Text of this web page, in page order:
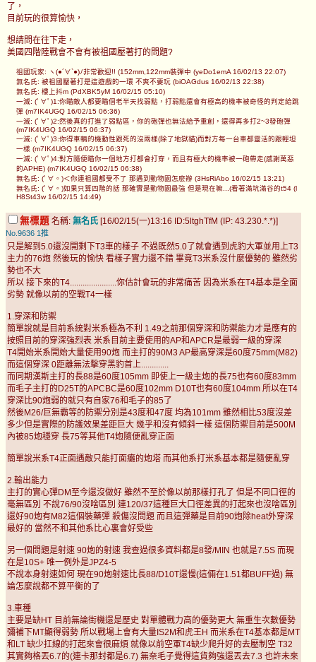
了，
目前玩的很算愉快，
想請問在往下走，
美國四階陸戰會不會有被祖國壓著打的問題?
祖國玩家: ヽ(●´∀`●)ﾉ非常歡迎!! (152mm,122mm裝彈中 (yeDo1emA 16/02/13 22:07)
無名氏: 被祖國壓著打是這遊戲的一環 不爽不要玩 (biOAGdus 16/02/13 22:38)
無名氏: 樓上抖m (PdXBK5yM 16/02/15 05:10)
一滅: (ﾟ∀ﾟ)1:你瞄敵人都要瞄個老半天找弱點，打弱點還會有極高的機率被奇怪的判定給跳
彈 (m7IK4UGQ 16/02/15 06:36)
一滅: (ﾟ∀ﾟ)2:然後真的打進了弱點區，你的砲彈也無法給予重創，還得再多打2~3發砲彈
(m7IK4UGQ 16/02/15 06:37)
一滅: (ﾟ∀ﾟ)3:你得車輛的機動性跟死的沒兩樣(除了地獄貓)而對方每一台車都靈活的跟輕坦
一樣 (m7IK4UGQ 16/02/15 06:37)
一滅: (ﾟ∀ﾟ)4:對方隨便瞄你一個地方打都會打穿，而且有極大的機率被一砲帶走(感謝萬惡
的APHE) (m7IK4UGQ 16/02/15 06:38)
無名氏: (ﾟ∀。)＜你連祖國都受不了 那遇到動物園怎麼辦 (3HsRiAbo 16/02/15 13:21)
無名氏: (ﾟ∀。)如果只算四階的話 那確實是動物園最強 但是現在嘛...(看著滿坑滿谷的t54 (l
H8St43w 16/02/15 14:49)
無標題 名稱: 無名氏 [16/02/15(一)13:16 ID:5ltghTfM (IP: 43.230.*.*)]
No.9636 1推
只是解到5.0還沒開剩下T3車的樣子 不過既然5.0了就會遇到虎豹大軍並用上T3
主力的76炮 然後玩的愉快 看樣子實力還不錯 畢竟T3米系沒什麼優勢的 雖然劣
勢也不大
所以 接下來的T4......................你估計會玩的非常痛苦 因為米系在T4基本是全面
劣勢 就像以前的空戰T4一樣
1.穿深和防禦
簡單說就是目前系統對米系極為不利 1.49之前那個穿深和防禦能力才是應有的
按照目前的穿深強烈表 米系目前主要使用的AP和APCR是最弱一級的穿深
T4開始米系開始大量使用90炮 而主打的90M3 AP最高穿深是60度75mm(M82)
而這個穿深 0距離無法擊穿黑豹首上.............
而同期漢斯主打的長88是60度105mm 即使上一級主炮的長75也有60度83mm
而毛子主打的D25T的APCBC是60度102mm D10T也有60度104mm 所以在T4
穿深比90炮弱的就只有自家76和毛子的85了
然後M26/巨無霸等的防禦分別是43度和47度 均為101mm 雖然相比53度沒差
多少但是實際的防護效果差距巨大 幾乎和沒有傾斜一樣 這個防禦目前是500M
內被85炮穩穿 長75等其他T4炮隨便亂穿正面
簡單說米系T4正面遇敵只能打面癱的炮塔 而其他系打米系基本都是隨便亂穿
2.輸出能力
主打的實心彈DM至今還沒做好 雖然不至於像以前那樣打孔了 但是不同口徑的
毫無區別 不說76/90沒啥區別 連120/37這種巨大口徑差異的打起來也沒啥區別
還好90炮有M82這個裝藥彈 殺傷沒問題 而且這彈藥是目前90炮除heat外穿深
最好的 當然不和其他系比心裏會好受些
另一個問題是射速 90炮的射速 我查過很多資料都是8發/MIN 也就是7.5S 而現
在是10S+ 唯一例外是JPZ4-5
不說本身射速如何 現在90炮射速比長88/D10T還慢(這倆在1.51都BUFF過) 無
論怎麼說都不算平衡的了
3.車種
主要是缺HT 目前無論街機還是歷史 對單體戰力高的優勢更大 無重生次數優勢
彌補下MT顯得弱勢 所以戰場上會有大量IS2M和虎王H 而米系在T4基本都是MT
和LT 缺少扛線的打起來會很麻煩 就像以前空軍T4缺少爬升好的去壓制空 T32
其實夠格丟6.7的(連卡那封都是6.7) 無奈毛子覺得這貨夠強還丟去7.3 也許未來